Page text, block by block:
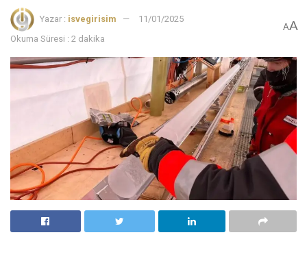
Yazar : isvegirisim
11/01/2025
Okuma Süresi : 2 dakika
AA